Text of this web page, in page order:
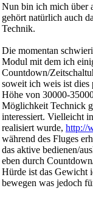
Nun bin ich mich über
gehört natürlich auch
Technik.
Die momentan
Modul mit dem ich
Countdown/
soweit ich weis ist
Höhe von 30000-
Möglichkeit Technick
interessiert. Vielleicht
realisiert wurde, http://
während des Fluges
das aktive bedienen/
eben durch
Hürde ist das Gewicht
bewegen was jedoch